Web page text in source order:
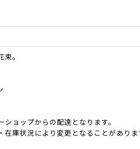
束。
ショップからの配達となります。
在庫状況により変更となることがありま